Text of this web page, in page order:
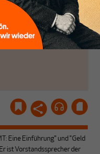
MAKROSKOP
Abonnent? Dann
Eine Einführung" und "Geld
ist Vorstandssprecher der